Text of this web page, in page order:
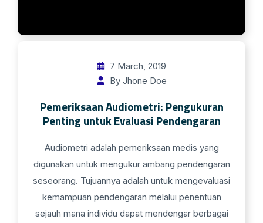
7 March, 2019
By Jhone Doe
Pemeriksaan Audiometri: Pengukuran
Penting untuk Evaluasi Pendengaran
Audiometri adalah pemeriksaan medis yang
digunakan untuk mengukur ambang pendengaran
seseorang. Tujuannya adalah untuk mengevaluasi
kemampuan pendengaran melalui penentuan
sejauh mana individu dapat mendengar berbagai